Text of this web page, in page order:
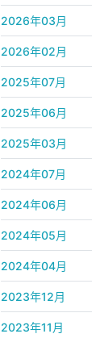
2026年03月
2026年02月
2025年07月
2025年06月
2025年03月
2024年07月
2024年06月
2024年05月
2024年04月
2023年12月
2023年11月